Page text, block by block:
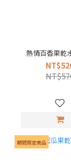
熱情百香果乾
期間限定商品